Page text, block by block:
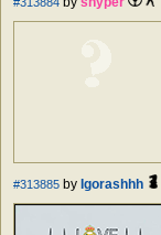
#313884
#313885 by Igorashhh